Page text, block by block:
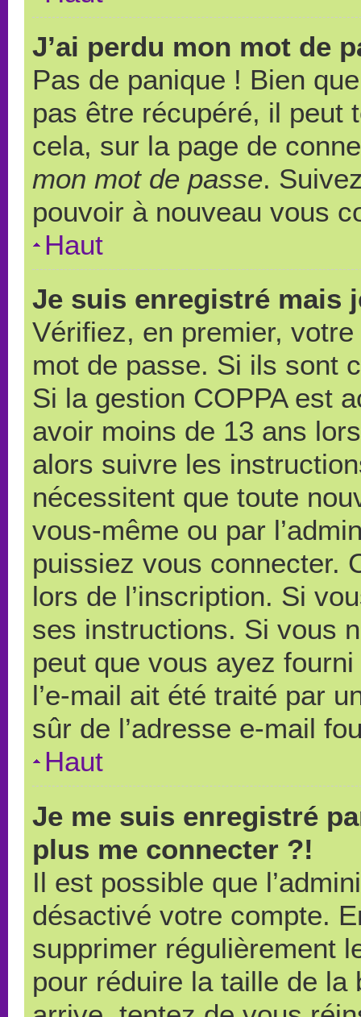
J’ai perdu mon mot de
Pas de panique ! Bien
pas être récupéré, il peut
cela, sur la page de
mon mot de passe.
pouvoir à nouveau vous
Haut
Je suis enregistré mais
Vérifiez, en premier,
mot de passe. Si ils sont
Si la gestion COPPA est
avoir moins de 13 ans
alors suivre les
nécessitent que toute
vous-même ou par
puissiez vous connecter.
lors de l’inscription. Si
ses instructions. Si vous
peut que vous ayez
l’e-mail ait été traité par
sûr de l’adresse e-mail
Haut
Je me suis enregistré
plus me connecter ?!
Il est possible que
désactivé votre compte.
supprimer régulièrement
pour réduire la taille de